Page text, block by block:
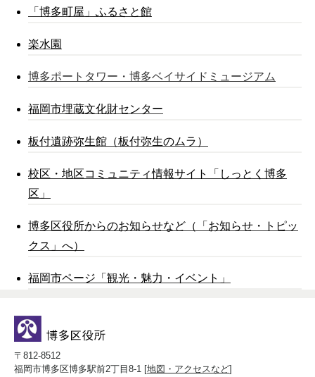
「博多町屋」ふるさと館
楽水園
博多ポートタワー・博多ベイサイドミュージアム
福岡市埋蔵文化財センター
板付遺跡弥生館（板付弥生のムラ）
校区・地区コミュニティ情報サイト「しっとく博多
区」
博多区役所からのお知らせなど（「お知らせ・トピッ
クス」へ）
福岡市ページ「観光・魅力・イベント」
〒812-8512
福岡市博多区博多駅前2丁目8-1 [地図・アクセスなど]